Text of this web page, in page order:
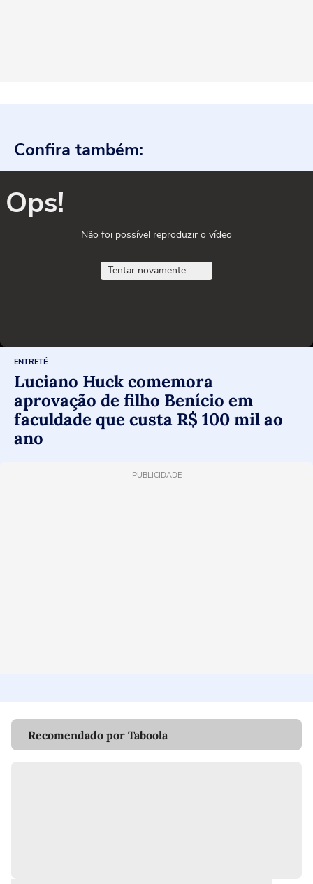
Confira também:
Ops!
Não foi possível reproduzir o vídeo
Tentar novamente
ENTRETÊ
Luciano Huck comemora
aprovação de filho Benício em
faculdade que custa R$ 100 mil ao
ano
PUBLICIDADE
Recomendado por Taboola